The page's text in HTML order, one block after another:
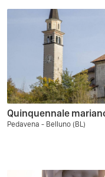
Quinquennale
Pedavena - Belluno (BL)